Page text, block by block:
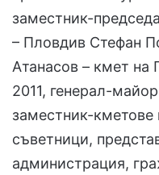
заместник-
– Пловдив Стефан
Атанасов – кмет на
2011, генерал-
заместник-
съветници,
администрация,